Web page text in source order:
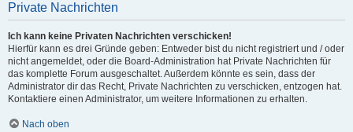
Private Nachrichten
Ich kann keine Privaten Nachrichten verschicken!
Hierfür kann es drei Gründe geben: Entweder bist du nicht registriert und / oder
nicht angemeldet, oder die Board-Administration hat Private Nachrichten für
das komplette Forum ausgeschaltet. Außerdem könnte es sein, dass der
Administrator dir das Recht, Private Nachrichten zu verschicken, entzogen hat.
Kontaktiere einen Administrator, um weitere Informationen zu erhalten.
Nach oben